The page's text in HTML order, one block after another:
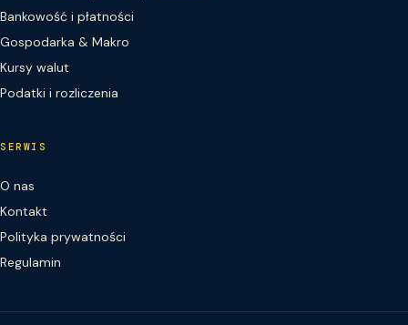
Bankowość i płatności
Gospodarka & Makro
Kursy walut
Podatki i rozliczenia
SERWIS
O nas
Kontakt
Polityka prywatności
Regulamin